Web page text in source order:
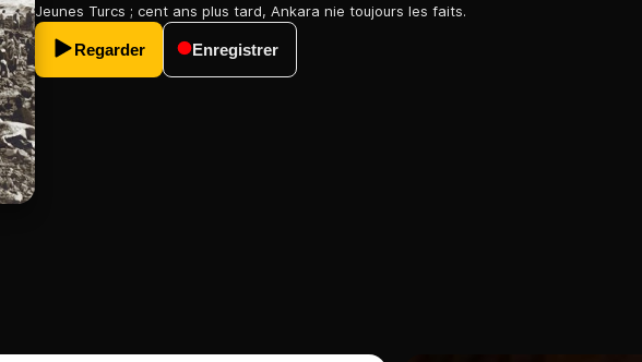
Jeunes Turcs ; cent ans plus tard, Ankara nie toujours les faits.
Regarder Enregistrer